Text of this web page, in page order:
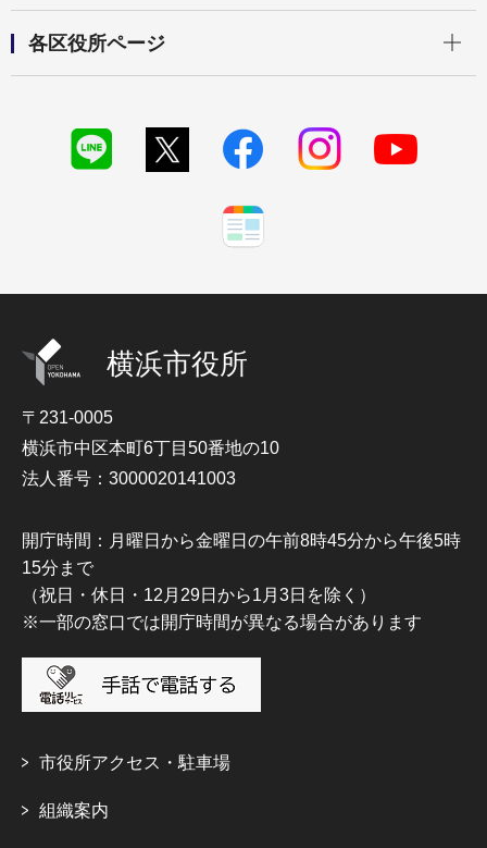
各区役所ページ
横浜市役所
〒231-0005
横浜市中区本町6丁目50番地の10
法人番号：3000020141003
開庁時間：月曜日から金曜日の午前8時45分から午後5時
15分まで
（祝日・休日・12月29日から1月3日を除く）
※一部の窓口では開庁時間が異なる場合があります
市役所アクセス・駐車場
組織案内